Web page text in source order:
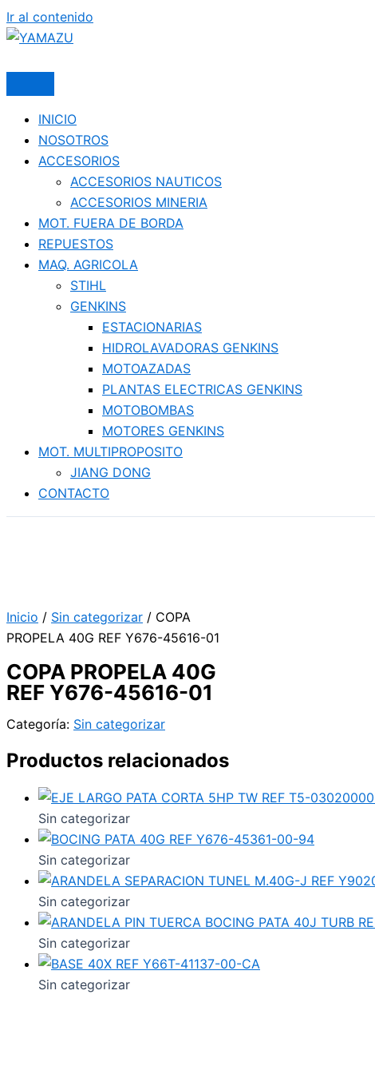
Ir al contenido
INICIO
NOSOTROS
ACCESORIOS
ACCESORIOS NAUTICOS
ACCESORIOS MINERIA
MOT. FUERA DE BORDA
REPUESTOS
MAQ. AGRICOLA
STIHL
GENKINS
ESTACIONARIAS
HIDROLAVADORAS GENKINS
MOTOAZADAS
PLANTAS ELECTRICAS GENKINS
MOTOBOMBAS
MOTORES GENKINS
MOT. MULTIPROPOSITO
JIANG DONG
CONTACTO
Inicio / Sin categorizar / COPA
PROPELA 40G REF Y676-45616-01
COPA PROPELA 40G
REF Y676-45616-01
Categoría: Sin categorizar
Productos relacionados
Sin categorizar
Sin categorizar
Sin categorizar
Sin categorizar
Sin categorizar